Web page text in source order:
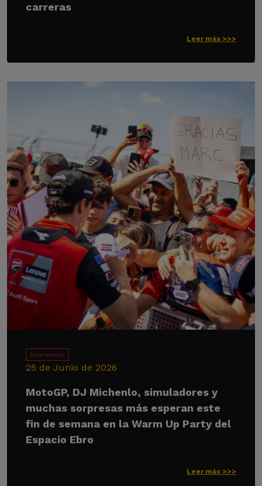
carreras
Leer más >>>
Experiencias
25 de Junio de 2026
MotoGP, DJ Michenlo, simuladores y
muchas sorpresas más esperan este
fin de semana en la Warm Up Party del
Espacio Ebro
Leer más >>>